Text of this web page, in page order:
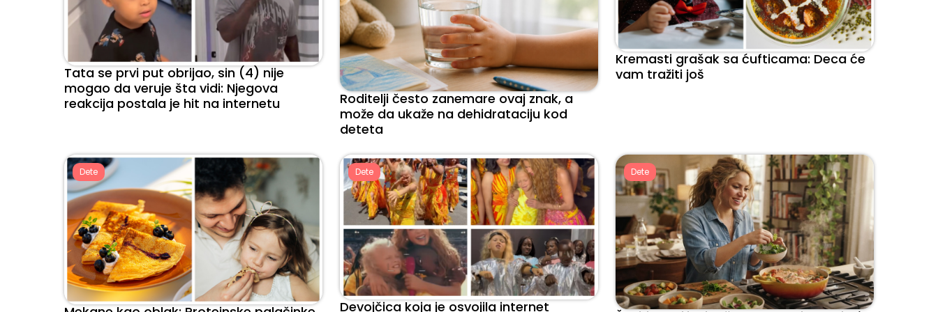
Tata se prvi put obrijao, sin (4) nije
mogao da veruje šta vidi: Njegova
reakcija postala je hit na internetu
Roditelji često zanemare ovaj znak, a
može da ukaže na dehidrataciju kod
deteta
Kremasti grašak sa ćufticama: Deca će
vam tražiti još
Dete Dete
Devojčica koja je osvojila internet
Dete